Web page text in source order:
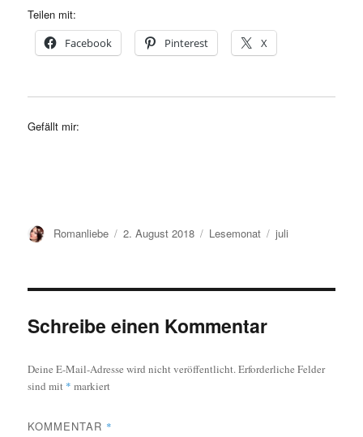
Teilen mit:
Facebook Pinterest X
Gefällt mir:
Autor
Romanliebe
Veröffentlicht
2. August 2018 Kategorien
Lesemonat Schlagwörter
juli
Schreibe einen Kommentar
Deine E-Mail-Adresse wird nicht veröffentlicht.Erforderliche Felder
sind mit * markiert
KOMMENTAR *